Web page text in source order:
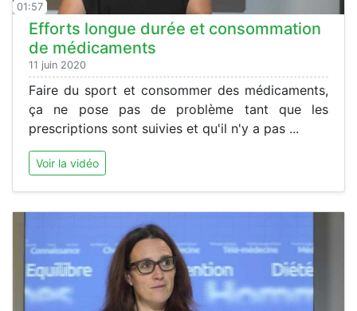
01:57
Efforts longue durée et consommation
de médicaments
11 juin 2020
Faire du sport et consommer des médicaments,
ça ne pose pas de problème tant que les
prescriptions sont suivies et qu'il n'y a pas ...
Voir la vidéo